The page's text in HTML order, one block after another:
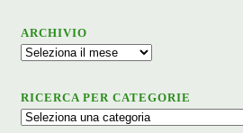
ARCHIVIO
Archivio
RICERCA PER CATEGORIE
Ricerca